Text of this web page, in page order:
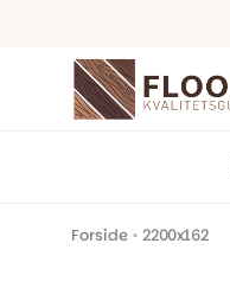
Forside • 2200x162